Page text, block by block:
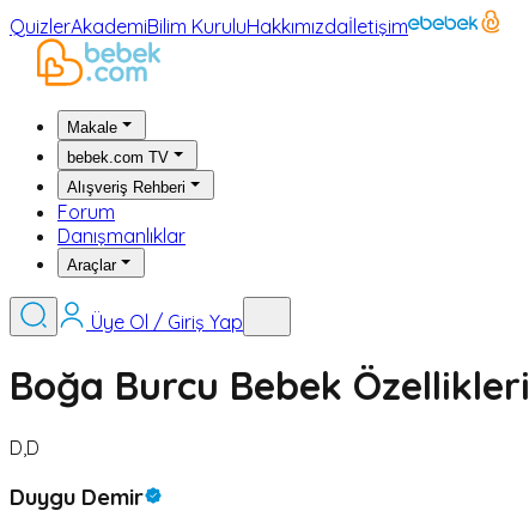
QuizlerAkademiBilim KuruluHakkımızdaİletişim
Makale
bebek.com TV
Alışveriş Rehberi
Forum
Danışmanlıklar
Araçlar
Üye Ol / Giriş Yap
Boğa Burcu Bebek Özellikleri
D,D
Duygu Demir